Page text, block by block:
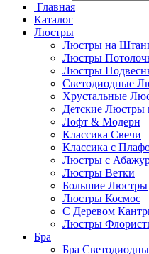
Главная
Каталог
Люстры
Люстры на
Люстры
Люстры
Светодиодные
Хрустальные
Детские Люстры
Лофт & Модерн
Классика Свечи
Классика с
Люстры с
Люстры Ветки
Большие Люстры
Люстры Космос
С Деревом
Люстры
Бра
Бра